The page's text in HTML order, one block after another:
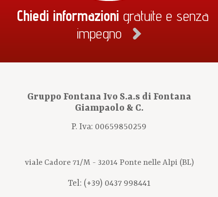
Chiedi informazioni gratuite e senza
impegno
Gruppo Fontana Ivo S.a.s di Fontana
Giampaolo & C.
P. Iva: 00659850259
viale Cadore 71/M - 32014 Ponte nelle Alpi (BL)
Tel: (+39) 0437 998441